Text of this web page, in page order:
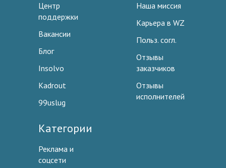
Центр
поддержки
Вакансии
Блог
Insolvo
Kadrout
99uslug
Наша миссия
Карьера в WZ
Польз. согл.
Отзывы
заказчиков
Отзывы
исполнителей
Категории
Реклама и
соцсети